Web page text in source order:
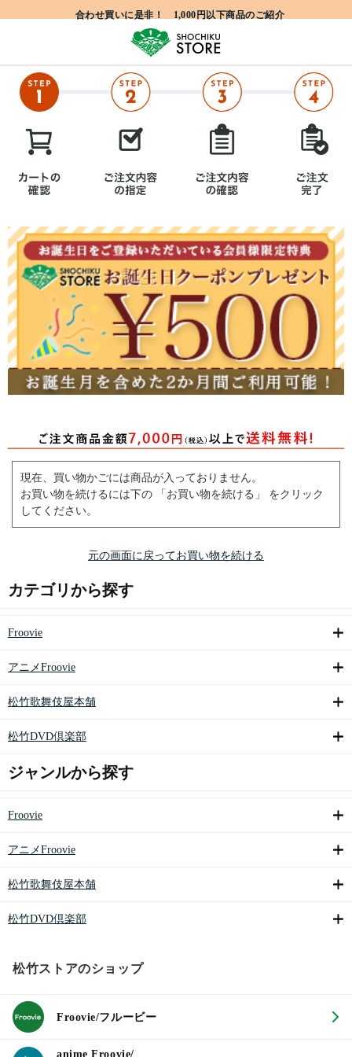
合わせ買いに是非！ 1,000円以下商品のご紹介
現在、買い物かごには商品が入っておりません。
お買い物を続けるには下の 「お買い物を続ける」 をクリック
してください。
元の画面に戻ってお買い物を続ける
カテゴリから探す
Froovie
アニメFroovie
松竹歌舞伎屋本舗
松竹DVD倶楽部
ジャンルから探す
Froovie
アニメFroovie
松竹歌舞伎屋本舗
松竹DVD倶楽部
松竹ストアのショップ
Froovie/フルービー
anime Froovie/